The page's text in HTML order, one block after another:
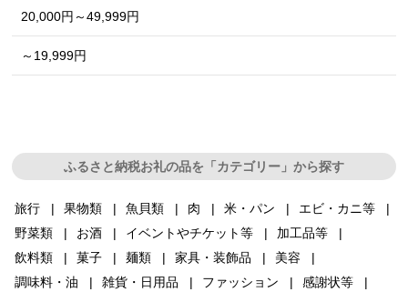
20,000円～49,999円
～19,999円
ふるさと納税お礼の品を「カテゴリー」から探す
旅行 果物類 魚貝類 肉 米・パン
エビ・カニ等
野菜類
お酒 イベントやチケット等
加工品等
飲料類
菓子 麺類 家具・装飾品
美容
調味料・油
雑貨・日用品 ファッション
感謝状等